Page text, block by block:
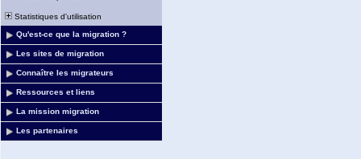
Statistiques d'utilisation
Qu'est-ce que la migration ?
Les sites de migration
Connaître les migrateurs
Ressources et liens
La mission migration
Les partenaires